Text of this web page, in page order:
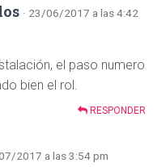
· 23/06/2017 a las 4:42
el paso numero
bien el rol.
RESPONDER
2017 a las 3:54 pm